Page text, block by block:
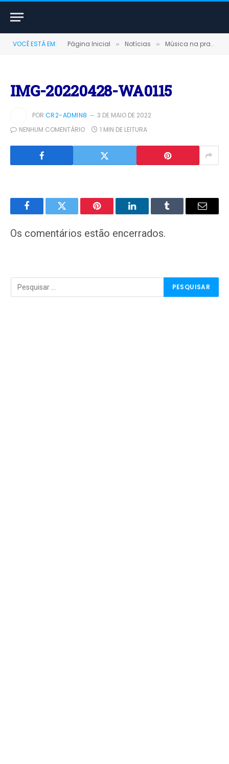
VOCÊ ESTÁ EM: Página Inicial » Notícias » Música na praça
IMG-20220428-WA0115
POR CR2-ADMIN8
3 DE MAIO DE 2022
NENHUM COMENTÁRIO
1 MIN DE LEITURA
FacebookTwitter Pinterest LinkedInTumblr
E-
Os comentários estão encerrados.